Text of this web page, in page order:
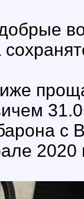
2020